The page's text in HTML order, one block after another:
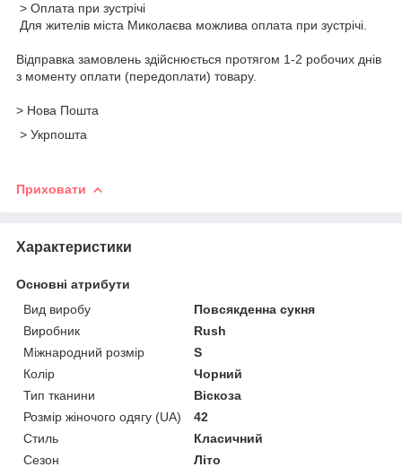
> Оплата при зустрічі
Для жителів міста Миколаєва можлива оплата при зустрічі.
Відправка замовлень здійснюється протягом 1-2 робочих днів
з моменту оплати (передоплати) товару.
> Нова Пошта
> Укрпошта
Приховати
Характеристики
Основні атрибути
Вид виробу
Повсякденна сукня
Виробник
Rush
Міжнародний розмір
S
Колір
Чорний
Тип тканини
Віскоза
Розмір жіночого одягу (UA)
42
Стиль
Класичний
Сезон
Літо